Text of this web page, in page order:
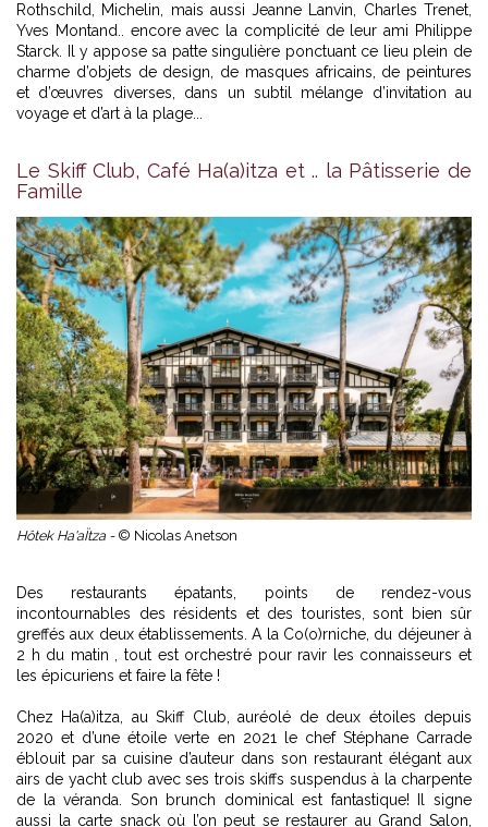
Rothschild, Michelin, mais aussi Jeanne Lanvin, Charles Trenet,
Yves Montand.. encore avec la complicité de leur ami Philippe
Starck. Il y appose sa patte singulière ponctuant ce lieu plein de
charme d’objets de design, de masques africains, de peintures
et d’œuvres diverses, dans un subtil mélange d’invitation au
voyage et d’art à la plage...
Le Skiff Club, Café Ha(a)itza et .. la Pâtisserie de
Famille
Hôtek Ha'aÏtza - © Nicolas Anetson
Des restaurants épatants, points de rendez-vous
incontournables des résidents et des touristes, sont bien sûr
greffés aux deux établissements. A la Co(o)rniche, du déjeuner à
2 h du matin , tout est orchestré pour ravir les connaisseurs et
les épicuriens et faire la fête !
Chez Ha(a)itza, au Skiff Club, auréolé de deux étoiles depuis
2020 et d’une étoile verte en 2021 le chef Stéphane Carrade
éblouit par sa cuisine d’auteur dans son restaurant élégant aux
airs de yacht club avec ses trois skiffs suspendus à la charpente
de la véranda. Son brunch dominical est fantastique! Il signe
aussi la carte snack où l’on peut se restaurer au Grand Salon,